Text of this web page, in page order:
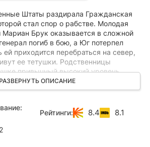
Штаты раздирала Гражданская
стал спор о рабстве. Молодая
Брук оказывается в сложной
погиб в бою, а Юг потерпел
приходится перебраться на север,
ее тетушки. Родственницы
привычный высокий уровень
устаревшим правилам и
сделать первые шаги в
слоев общества, чтобы найти свое
счастье.
РАЗВЕРНУТЬ ОПИСАНИЕ
Рейтинги: 8.4 8.1